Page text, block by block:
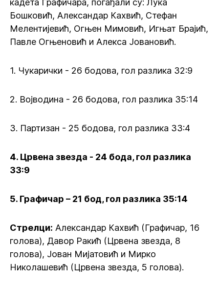
кадета Графичара, погађали су: Лука
Бошковић, Александар Кахвић, Стефан
Мелентијевић, Огњен Мимовић, Игњат Брајић,
Павле Огњеновић и Алекса Јовановић.
1. Чукарички - 26 бодова, гол разлика 32:9
2. Војводина - 26 бодова, гол разлика 35:14
3. Партизан - 25 бодова, гол разлика 33:4
4. Црвена звезда - 24 бода, гол разлика
33:9
5. Графичар – 21 бод, гол разлика 35:14
Стрелци: Александар Кахвић (Графичар, 16
голова), Давор Ракић (Црвена звезда, 8
голова), Јован Мијатовић и Мирко
Николашевић (Црвена звезда, 5 голова).